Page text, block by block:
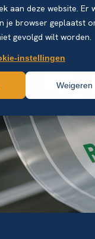
aan deze website. Er
je browser geplaatst
gevolgd wilt worden.
instellingen
Weigeren